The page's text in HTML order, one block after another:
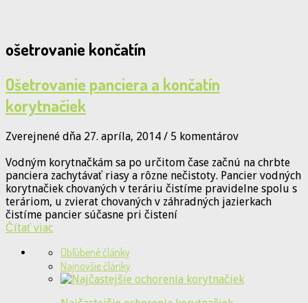
ošetrovanie končatín
Ošetrovanie panciera a končatín
korytnačiek
Zverejnené dňa 27. apríla, 2014 / 5 komentárov
Vodným korytnačkám sa po určitom čase začnú na chrbte
panciera zachytávať riasy a rôzne nečistoty. Pancier vodných
korytnačiek chovaných v teráriu čistíme pravidelne spolu s
teráriom, u zvierat chovaných v záhradných jazierkach
čistíme pancier súčasne pri čistení
Čítať viac
Obľúbené články
Najnovšie články